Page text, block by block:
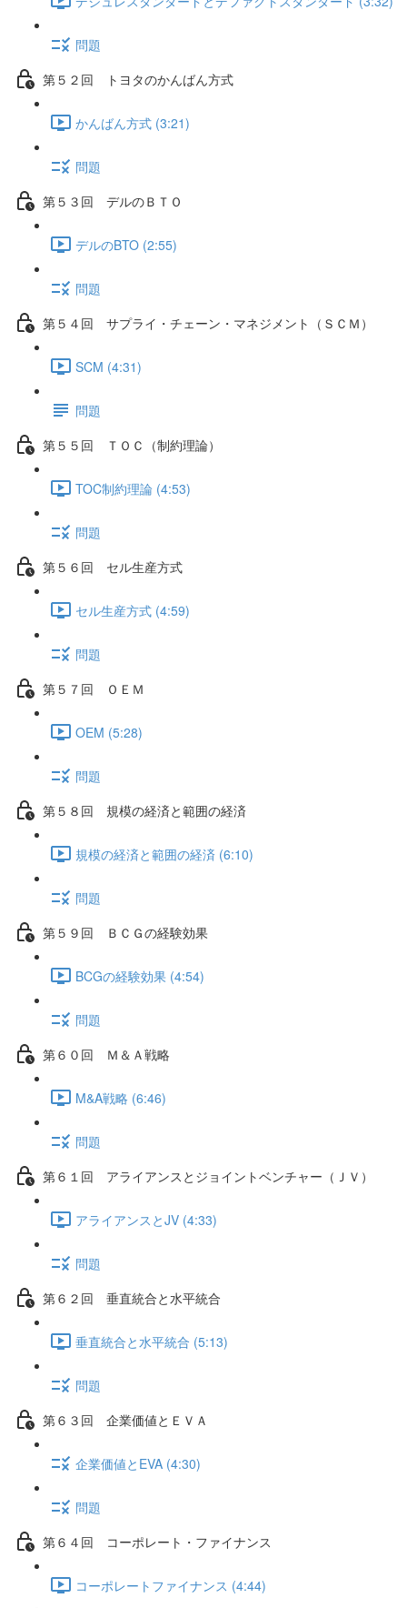
問題
第５２回 トヨタのかんばん方式
かんばん方式 (3:21)
問題
第５３回 デルのＢＴＯ
デルのBTO (2:55)
問題
第５４回 サプライ・チェーン・マネジメント（ＳＣＭ）
SCM (4:31)
問題
第５５回 ＴＯＣ（制約理論）
TOC制約理論 (4:53)
問題
第５６回 セル生産方式
セル生産方式 (4:59)
問題
第５７回 ＯＥＭ
OEM (5:28)
問題
第５８回 規模の経済と範囲の経済
規模の経済と範囲の経済 (6:10)
問題
第５９回 ＢＣＧの経験効果
BCGの経験効果 (4:54)
問題
第６０回 Ｍ＆Ａ戦略
M&A戦略 (6:46)
問題
第６１回 アライアンスとジョイントベンチャー（ＪＶ）
アライアンスとJV (4:33)
問題
第６２回 垂直統合と水平統合
垂直統合と水平統合 (5:13)
問題
第６３回 企業価値とＥＶＡ
企業価値とEVA (4:30)
問題
第６４回 コーポレート・ファイナンス
コーポレートファイナンス (4:44)